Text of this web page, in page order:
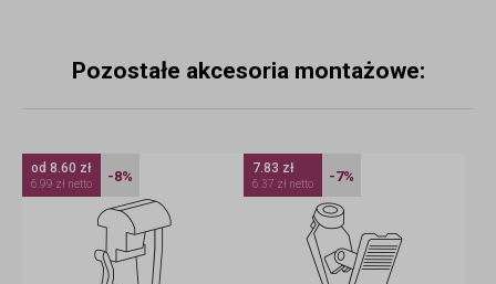
Pozostałe akcesoria montażowe:
od 8.60 zł
6.99 zł netto -8% 7.83 zł
6.37 zł netto -7%